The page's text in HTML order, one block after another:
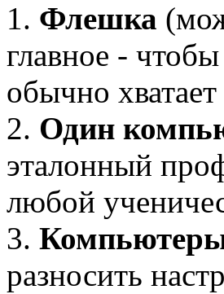
1. Флешка
главное -
обычно
2. Один
эталонный
любой
3.
разносить